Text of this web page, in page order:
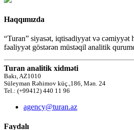
Haqqımızda
“Turan” siyasət, iqtisadiyyat və cəmiyyət
fəaliyyət göstərən müstəqil analitik
Turan analitik xidməti
Bakı, AZ1010
Süleyman Rəhimov küç.,186, Mən. 24
Tel.: (+99412) 440 11 96
agency@turan.az
Faydalı